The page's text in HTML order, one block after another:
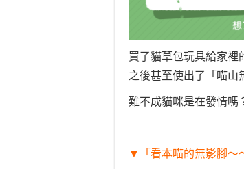
買了貓草包玩具給家裡
之後甚至使出了「喵山
難不成貓咪是在發情嗎
▼「看本喵的無影腳～